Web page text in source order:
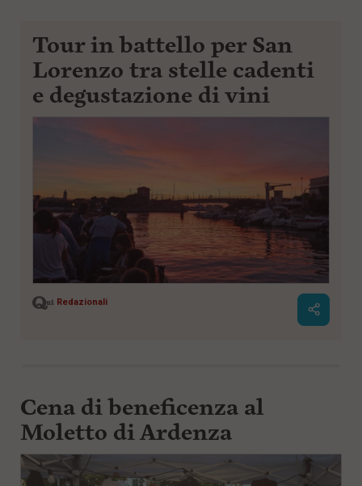
Tour in battello per San
Lorenzo tra stelle cadenti
e degustazione di vini
Redazionali
Cena di beneficenza al
Moletto di Ardenza